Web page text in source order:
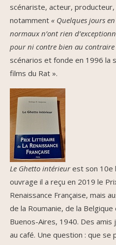
scénariste, acteur,
notamment « Quelques jours
normaux n’ont rien
pour ni contre bien au contraire
scénarios et fonde en 1996 la
films du Rat ».
Le Ghetto intérieurest son 10e
ouvrage il a reçu en 2019 le
Renaissance Française, mais
de la Roumanie, de la Belgique
Buenos-Aires, 1940. Des
au café. Une question : que